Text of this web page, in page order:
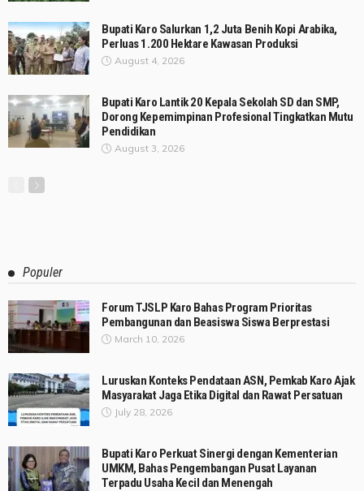
Bupati Karo Salurkan 1,2 Juta Benih Kopi Arabika,
Perluas 1.200 Hektare Kawasan Produksi
August 4, 2026
Bupati Karo Lantik 20 Kepala Sekolah SD dan SMP,
Dorong Kepemimpinan Profesional Tingkatkan Mutu
Pendidikan
August 3, 2026
Populer
Forum TJSLP Karo Bahas Program Prioritas
Pembangunan dan Beasiswa Siswa Berprestasi
March 10, 2026
Luruskan Konteks Pendataan ASN, Pemkab Karo Ajak
Masyarakat Jaga Etika Digital dan Rawat Persatuan
July 28, 2026
Bupati Karo Perkuat Sinergi dengan Kementerian
UMKM, Bahas Pengembangan Pusat Layanan
Terpadu Usaha Kecil dan Menengah